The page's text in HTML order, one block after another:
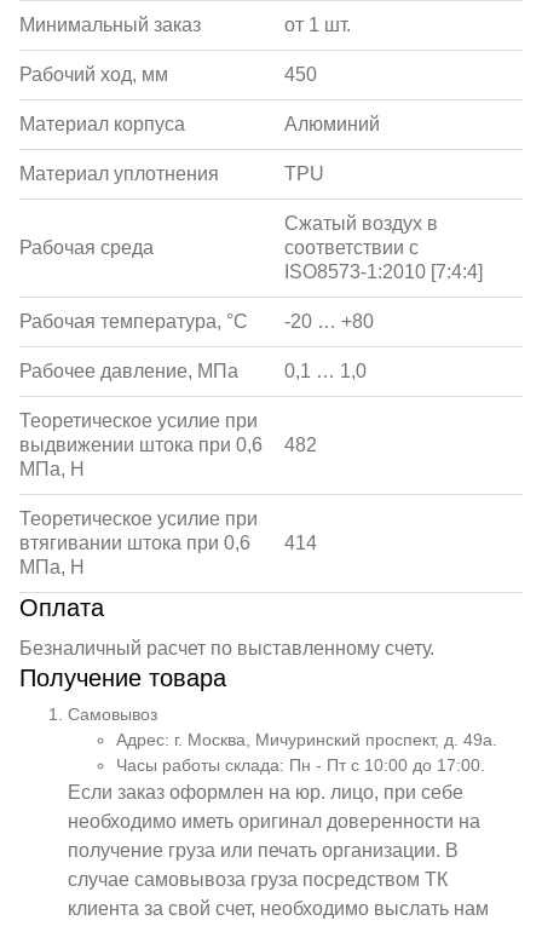
Минимальный заказ от 1 шт.
Рабочий ход, мм 450
Материал корпуса Алюминий
Материал уплотнения TPU
Рабочая среда
Сжатый воздух в
соответствии с
ISO8573-1:2010 [7:4:4]
Рабочая температура, °С -20 … +80
Рабочее давление, МПа 0,1 … 1,0
Теоретическое усилие при
выдвижении штока при 0,6
МПа, Н
482
Теоретическое усилие при
втягивании штока при 0,6
МПа, Н
414
Оплата
Безналичный расчет по выставленному счету.
Получение товара
Самовывоз
Адрес: г. Москва, Мичуринский проспект, д. 49а.
Часы работы склада: Пн - Пт с 10:00 до 17:00.
Если заказ оформлен на юр. лицо, при себе
необходимо иметь оригинал доверенности на
получение груза или печать организации. В
случае самовывоза груза посредством ТК
клиента за свой счет, необходимо выслать нам